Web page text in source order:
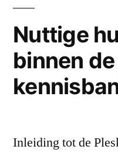
Nuttige
binnen
Inleiding tot de